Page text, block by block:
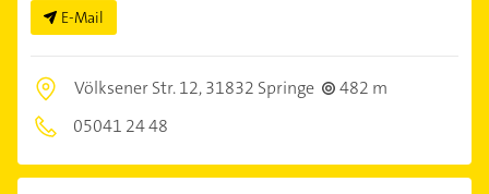
E-Mail
Völksener Str. 12,31832 Springe
482 m
05041 24 48